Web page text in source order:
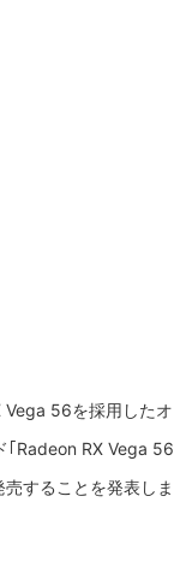
Vega 56を採用したオ
｢Radeon RX Vega 56
することを発表しま